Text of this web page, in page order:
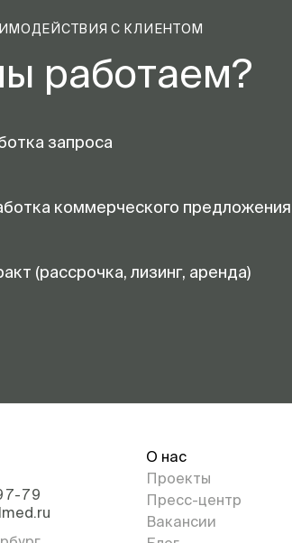
С КЛИЕНТОМ
работаем?
запроса
коммерческого предложения
(рассрочка, лизинг, аренда)
79
О нас
Проекты
Пресс-центр
Вакансии